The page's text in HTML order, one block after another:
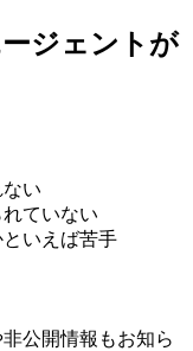
ジェントが
い
ていない
いえば苦手
公開情報もお知ら